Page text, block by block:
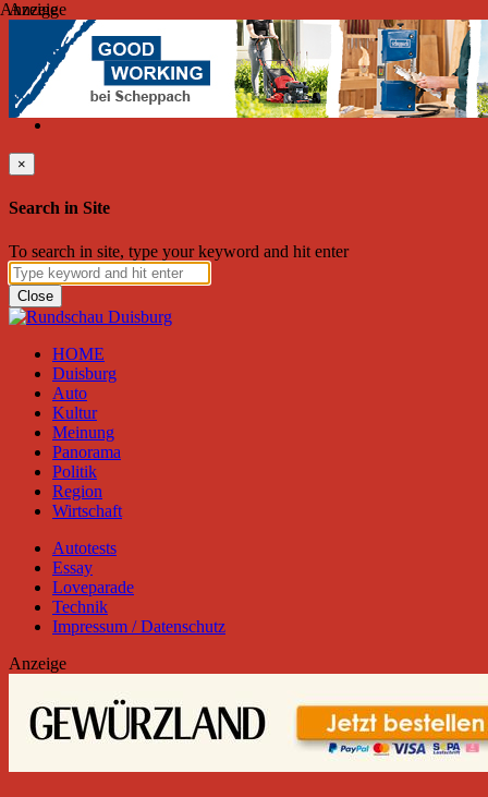
Samstag, August 08, 2026
Friend on Facebook Follow on Twitter Subscribe to RSS
Search
×
Search in Site
To search in site, type your keyword and hit enter
Close
HOME
Duisburg
Auto
Kultur
Meinung
Panorama
Politik
Region
Wirtschaft
Autotests
Essay
Loveparade
Technik
Impressum / Datenschutz
Anzeige
Anzeige
Anzeige